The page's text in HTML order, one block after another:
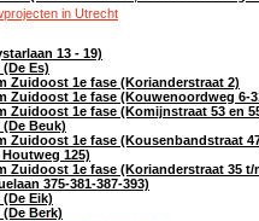
in Utrecht
13 - 19)
Es)
Zuidoost 1e fase (Korianderstraat 2)
Zuidoost 1e fase (Kouwenoordweg 6-
Zuidoost 1e fase (Komijnstraat 53 en
Beuk)
Zuidoost 1e fase (Kousenbandstraat
125)
Zuidoost 1e fase (Korianderstraat 35 t/
375-381-387-393)
Eik)
Berk)